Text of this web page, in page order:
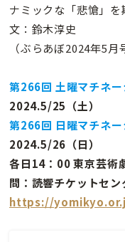
ナミックな「悲愴」を
文：鈴木淳史
（ぶらあぼ2024年5月
第266回 土曜マチネー
2024.5/25（土）
第266回 日曜マチネー
2024.5/26（日）
各日14：00 東京芸術
問：読響チケットセ
https://